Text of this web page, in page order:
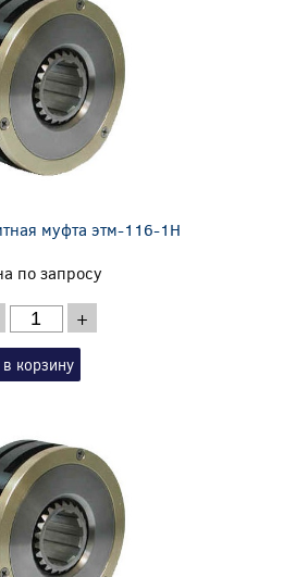
муфта этм-116-1Н
по запросу
+
в корзину